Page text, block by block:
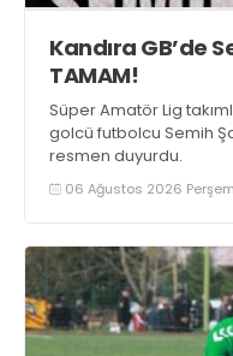
Kandıra GB’de
TAMAM!
Süper Amatör Lig
golcü futbolcu Semih
resmen duyurdu.
06 Ağustos 2026